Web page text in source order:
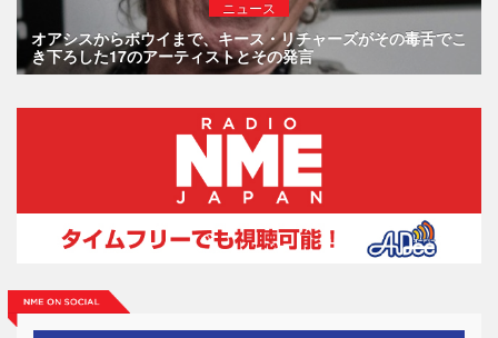
ニュース
オアシスからボウイまで、キース・リチャーズがその毒舌でこ
き下ろした17のアーティストとその発言